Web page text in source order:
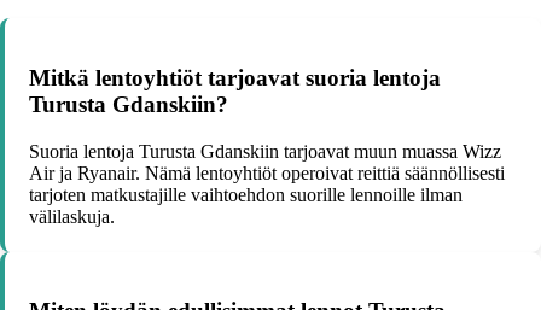
Mitkä lentoyhtiöt tarjoavat suoria lentoja
Turusta Gdanskiin?
Suoria lentoja Turusta Gdanskiin tarjoavat muun muassa Wizz
Air ja Ryanair. Nämä lentoyhtiöt operoivat reittiä säännöllisesti
tarjoten matkustajille vaihtoehdon suorille lennoille ilman
välilaskuja.